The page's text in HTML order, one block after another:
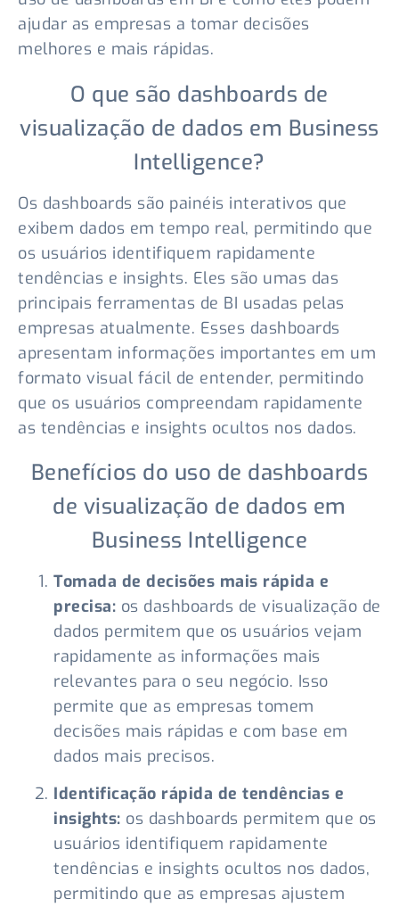
ajudar as empresas a tomar decisões
melhores e mais rápidas.
O que são dashboards de
visualização de dados em Business
Intelligence?
Os dashboards são painéis interativos que
exibem dados em tempo real, permitindo que
os usuários identifiquem rapidamente
tendências e insights. Eles são umas das
principais ferramentas de BI usadas pelas
empresas atualmente. Esses dashboards
apresentam informações importantes em um
formato visual fácil de entender, permitindo
que os usuários compreendam rapidamente
as tendências e insights ocultos nos dados.
Benefícios do uso de dashboards
de visualização de dados em
Business Intelligence
Tomada de decisões mais rápida e
precisa: os dashboards de visualização de
dados permitem que os usuários vejam
rapidamente as informações mais
relevantes para o seu negócio. Isso
permite que as empresas tomem
decisões mais rápidas e com base em
dados mais precisos.
Identificação rápida de tendências e
insights: os dashboards permitem que os
usuários identifiquem rapidamente
tendências e insights ocultos nos dados,
permitindo que as empresas ajustem